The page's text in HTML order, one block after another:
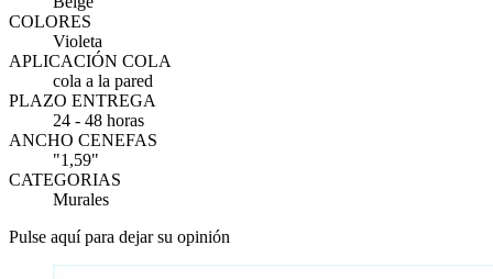
COLORES
Violeta
APLICACIÓN COLA
cola a la pared
PLAZO ENTREGA
24 - 48 horas
ANCHO CENEFAS
"1,59"
CATEGORIAS
Murales
Pulse aquí para dejar su opinión